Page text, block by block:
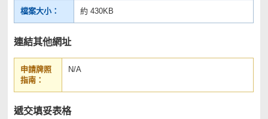
檔案大小： 約 430KB
連結其他網址
申請牌照
指南：
N/A
遞交填妥表格